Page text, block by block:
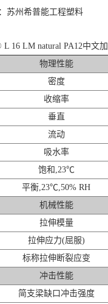
苏州希普能工程塑料
L 16 LM natural PA12中文
物理性能
密度
收缩率
垂直
流动
吸水率
饱和,23℃
平衡,23℃,50% RH
机械性能
拉伸模量
拉伸应力(屈服)
标称拉伸断裂应变
冲击性能
简支梁缺口冲击强度